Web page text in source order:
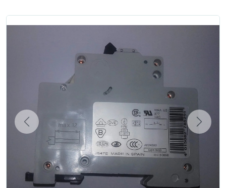
Zgłoś naprawę
Ostrzenie narzędzi
Doradztwo
technologiczne
Producenci
Najpopularniejsi
Dowiedz się więcej
Aktualności i porady
Previous Next